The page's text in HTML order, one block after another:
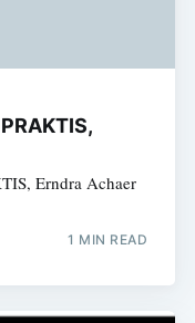
Erndra Achaer
1 MIN READ